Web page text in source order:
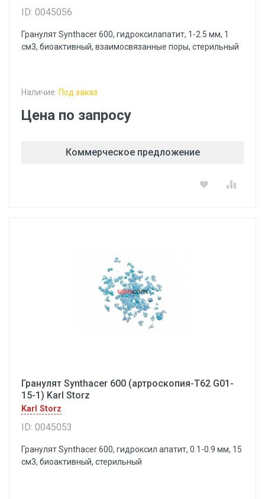
ID: 0045056
Гранулят Synthacer 600, гидроксилапатит, 1-2.5 мм, 1
см3, биоактивный, взаимосвязанные поры, стерильный
Наличие: Под заказ
Цена по запросу
Коммерческое предложение
Гранулят Synthacer 600 (артроскопия-Т62 G01-
15-1) Karl Storz
Karl Storz
ID: 0045053
Гранулят Synthacer 600, гидроксил апатит, 0.1-0.9 мм, 15
см3, биоактивный, стерильный